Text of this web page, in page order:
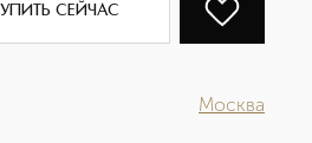
СЕЙЧАС
Москва